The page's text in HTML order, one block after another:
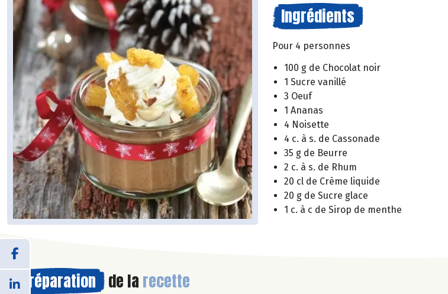
Ingrédients
Pour 4 personnes
100 g de Chocolat noir
1 Sucre vanillé
3 Oeuf
1 Ananas
4 Noisette
4 c. à s. de Cassonade
35 g de Beurre
2 c. à s. de Rhum
20 cl de Crème liquide
20 g de Sucre glace
1 c. à c de Sirop de menthe
Préparation de la recette